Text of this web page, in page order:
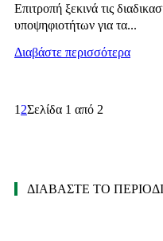
Επιτροπή ξεκινά τις
υποψηφιοτήτων για τα...
Διαβάστε περισσότερα
1 2Σελίδα 1 από 2
ΔΙΑΒΑΣΤΕ ΤΟ